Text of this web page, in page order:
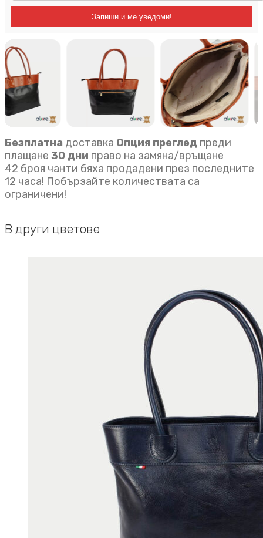
Запиши и ме уведоми!
Безплатна доставка Опция преглед преди
плащане 30 дни право на замяна/връщане
42 броя чанти бяха продадени през последните
12 часа! Побързайте количествата са
ограничени!
В други цветове